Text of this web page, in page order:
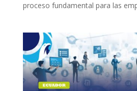
proceso fundamental para las